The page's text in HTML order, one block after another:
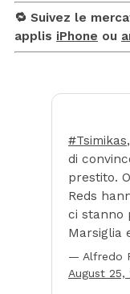
🔁 Suivez le
applis iPhone ou
#Tsimikas
di
prestito.
Reds
ci stanno
Marsiglia
— Alfredo
August 25,